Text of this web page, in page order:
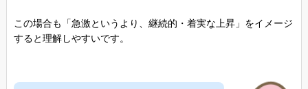
この場合も「急激というより、継続的・着実な上昇」をイメージ
すると理解しやすいです。